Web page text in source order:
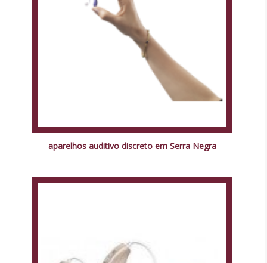
aparelhos auditivo discreto em Serra Negra